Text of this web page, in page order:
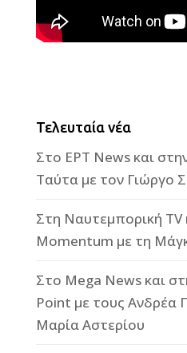
Τελευταία νέα
Στο ΕΡΤ News και
Ταύτα με τον Γιώργο
Στη Ναυτεμπορική
Momentum με τη
Στο Mega News και
Point με τους Ανδρέα
Μαρία Αστερίου